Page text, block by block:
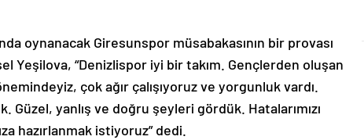
oynanacak Giresunspor müsabakasının bir provası
“Denizlispor iyi bir takım. Gençlerden oluşan
çok ağır çalışıyoruz ve yorgunluk vardı.
yanlış ve doğru şeyleri gördük. Hatalarımızı
hazırlanmak istiyoruz” dedi.